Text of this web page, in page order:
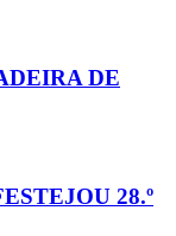
DE
28.º